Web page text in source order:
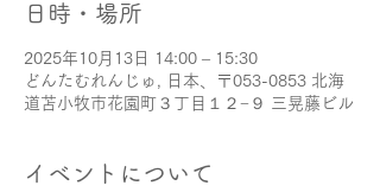
日時・場所
2025年10月13日 14:00 – 15:30
どんたむれんじゅ, 日本、〒053-0853 北海
道苫小牧市花園町３丁目１２−９ 三晃藤ビル
イベントについて